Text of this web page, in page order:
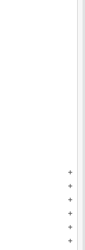
add
add
add
add
add
add